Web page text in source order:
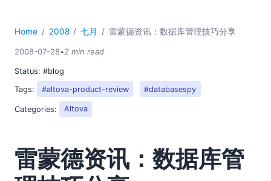
2019
2018
2017
2016
2015
2014
2011
2010
Home 2008 七月 雷蒙德资讯：数据库管理技巧分享
2008-07-28•2 min read
Status: #blog
Tags:
#altova-product-review #databasespy
Categories: Altova
雷蒙德资讯：数据库管